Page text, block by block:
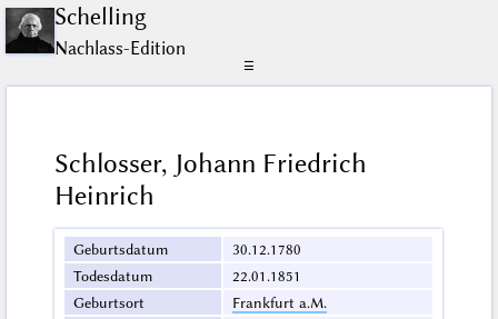
Schelling
Nachlass-Edition
☰
Schlosser, Johann Friedrich
Heinrich
Geburtsdatum
30.12.1780
Todesdatum
22.01.1851
Geburtsort
Frankfurt a.M.